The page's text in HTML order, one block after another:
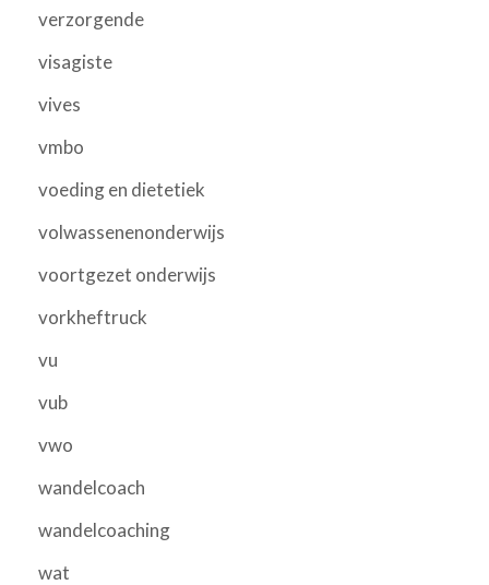
verzorgende
visagiste
vives
vmbo
voeding en dietetiek
volwassenenonderwijs
voortgezet onderwijs
vorkheftruck
vu
vub
vwo
wandelcoach
wandelcoaching
wat